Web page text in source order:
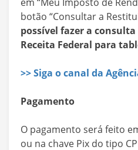
botão “Consultar a
possível fazer a
Receita Federal para
>> Siga o canal da
Pagamento
O pagamento será feito
ou na chave Pix do tipo